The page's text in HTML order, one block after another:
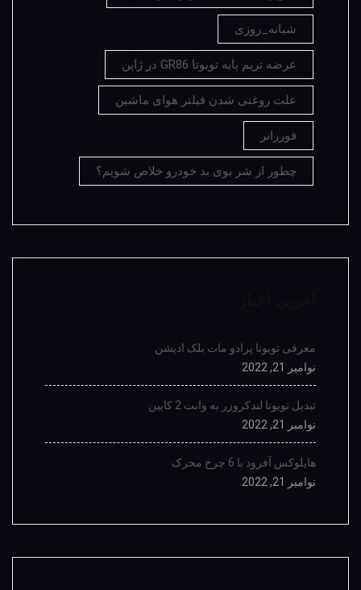
شبانه_روزی
عرضه تریم پایه تویوتا GR86 در ژاپن
علت روغنی شدن فیلتر هوای ماشین
فوررانر
چطور از شر بوی بد خودرو خلاص شویم؟
معرفی تویوتا پرادو مات بلک ادیشن
نوامبر 21, 2022
تبدیل تویوتا لندکروزر به وانت 2 کابین
نوامبر 21, 2022
هایلوکس آفرود با 6 چرخ محرک
نوامبر 21, 2022